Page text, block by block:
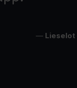
— Lieselot